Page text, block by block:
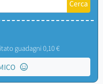
guadagni 0,10 €